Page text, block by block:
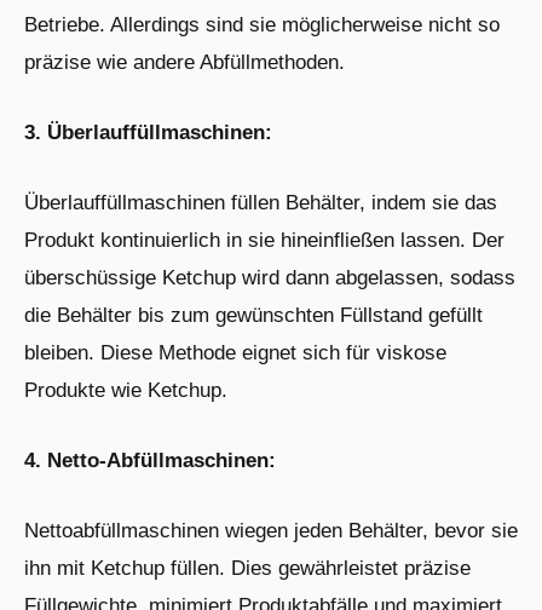
Betriebe. Allerdings sind sie möglicherweise nicht so
präzise wie andere Abfüllmethoden.
3. Überlauffüllmaschinen:
Überlauffüllmaschinen füllen Behälter, indem sie das
Produkt kontinuierlich in sie hineinfließen lassen. Der
überschüssige Ketchup wird dann abgelassen, sodass
die Behälter bis zum gewünschten Füllstand gefüllt
bleiben. Diese Methode eignet sich für viskose
Produkte wie Ketchup.
4. Netto-Abfüllmaschinen:
Nettoabfüllmaschinen wiegen jeden Behälter, bevor sie
ihn mit Ketchup füllen. Dies gewährleistet präzise